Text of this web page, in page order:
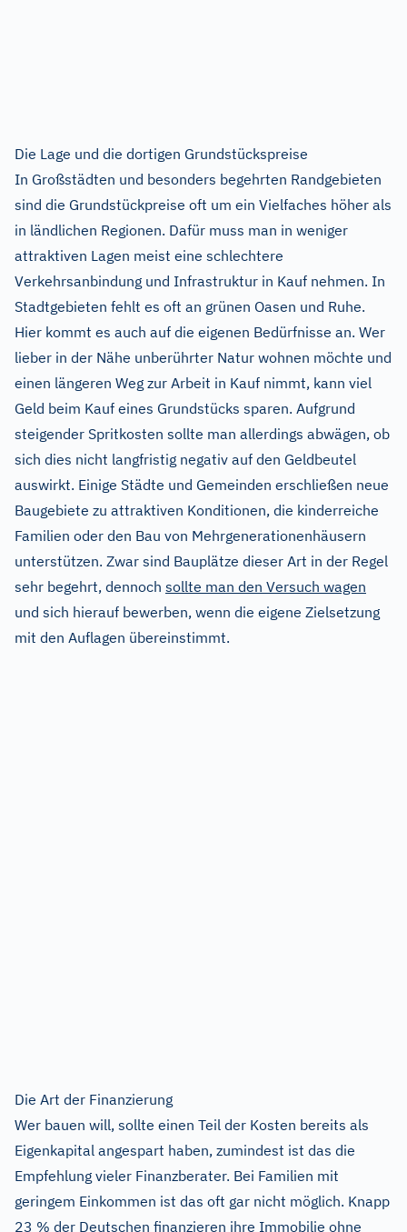
Die Lage und die dortigen Grundstückspreise
In Großstädten und besonders begehrten Randgebieten
sind die Grundstückpreise oft um ein Vielfaches höher als
in ländlichen Regionen. Dafür muss man in weniger
attraktiven Lagen meist eine schlechtere
Verkehrsanbindung und Infrastruktur in Kauf nehmen. In
Stadtgebieten fehlt es oft an grünen Oasen und Ruhe.
Hier kommt es auch auf die eigenen Bedürfnisse an. Wer
lieber in der Nähe unberührter Natur wohnen möchte und
einen längeren Weg zur Arbeit in Kauf nimmt, kann viel
Geld beim Kauf eines Grundstücks sparen. Aufgrund
steigender Spritkosten sollte man allerdings abwägen, ob
sich dies nicht langfristig negativ auf den Geldbeutel
auswirkt. Einige Städte und Gemeinden erschließen neue
Baugebiete zu attraktiven Konditionen, die kinderreiche
Familien oder den Bau von Mehrgenerationenhäusern
unterstützen. Zwar sind Bauplätze dieser Art in der Regel
sehr begehrt, dennoch sollte man den Versuch wagen
und sich hierauf bewerben, wenn die eigene Zielsetzung
mit den Auflagen übereinstimmt.
Die Art der Finanzierung
Wer bauen will, sollte einen Teil der Kosten bereits als
Eigenkapital angespart haben, zumindest ist das die
Empfehlung vieler Finanzberater. Bei Familien mit
geringem Einkommen ist das oft gar nicht möglich. Knapp
23 % der Deutschen finanzieren ihre Immobilie ohne